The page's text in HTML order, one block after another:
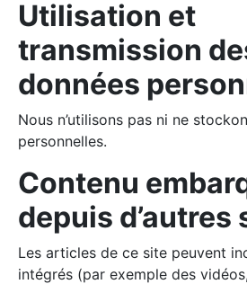
Utilisation et
transmission
données
Nous n’utilisons pas ni ne
personnelles.
Contenu
depuis d’autres
Les articles de ce site peuvent
intégrés (par exemple des